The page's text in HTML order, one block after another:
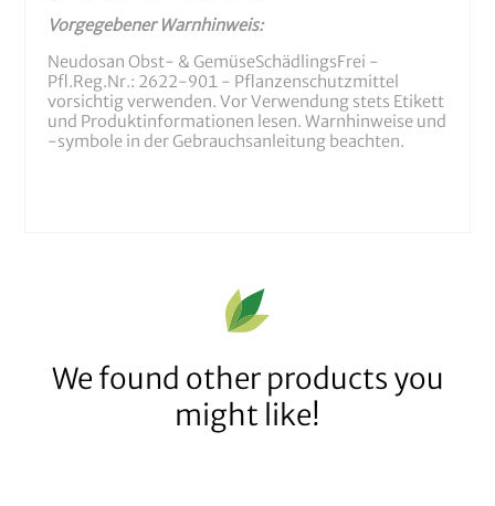
Vorgegebener Warnhinweis:
Neudosan Obst- & GemüseSchädlingsFrei -
Pfl.Reg.Nr.: 2622-901 - Pflanzenschutzmittel
vorsichtig verwenden. Vor Verwendung stets Etikett
und Produktinformationen lesen. Warnhinweise und
-symbole in der Gebrauchsanleitung beachten.
We found other products you
might like!